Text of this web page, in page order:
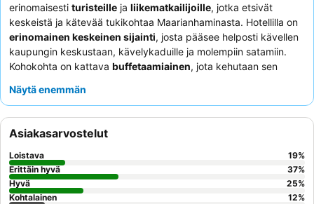
erinomaisesti turisteille ja liikematkailijoille, jotka etsivät
keskeistä ja kätevää tukikohtaa Maarianhaminasta. Hotellilla on
erinomainen keskeinen sijainti, josta pääsee helposti kävellen
kaupungin keskustaan, kävelykaduille ja molempiin satamiin.
Kohokohta on kattava buffetaamiainen, jota kehutaan sen
tuotteita sekä laajan valikoiman lämpimiä ja kylmiä ruokia.
henkilökuntaa
mukautuvasta palvelustaan ja paikallisista vinkeistään.
Rauhallisempaa kokemusta varten asiakkaiden tulisi pyytää
huonetta, joka ei ole pääkadun puolella.
Näytä enemmän
Asiakasarvostelut
Loistava 19%
Erittäin hyvä
37%
Hyvä
25%
Kohtalainen
12%